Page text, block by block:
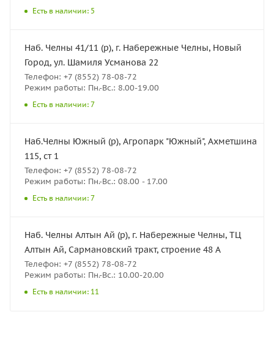
Есть в наличии: 5
Наб. Челны 41/11 (р), г. Набережные Челны, Новый
Город, ул. Шамиля Усманова 22
Телефон: +7 (8552) 78-08-72
Режим работы: Пн.-Вс.: 8.00-19.00
Есть в наличии: 7
Наб.Челны Южный (р), Агропарк "Южный", Ахметшина
115, ст 1
Телефон: +7 (8552) 78-08-72
Режим работы: Пн.-Вс.: 08.00 - 17.00
Есть в наличии: 7
Наб. Челны Алтын Ай (р), г. Набережные Челны, ТЦ
Алтын Ай, Сармановский тракт, строение 48 А
Телефон: +7 (8552) 78-08-72
Режим работы: Пн.-Вс.: 10.00-20.00
Есть в наличии: 11